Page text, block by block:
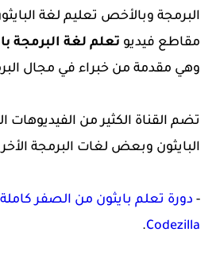
البرمجة وبالأخص تعليم لغة
مقاطع فيديو تعلم لغة البرمجة
وهي مقدمة من خبراء في مجال
تضم القناة الكثير من الفيديوهات
البايثون وبعض لغات البرمجة
- دورة تعلم بايثون من الصفر
Codezilla
.